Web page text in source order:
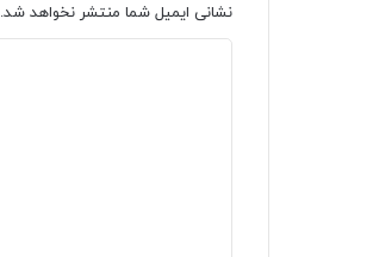
نشانی ایمیل شما منتشر نخواهد شد.